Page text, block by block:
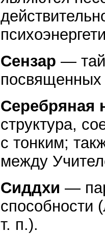
Сензар —
Серебряная
структура,
с тонким;
между
Сиддхи —
способности
т. п.).